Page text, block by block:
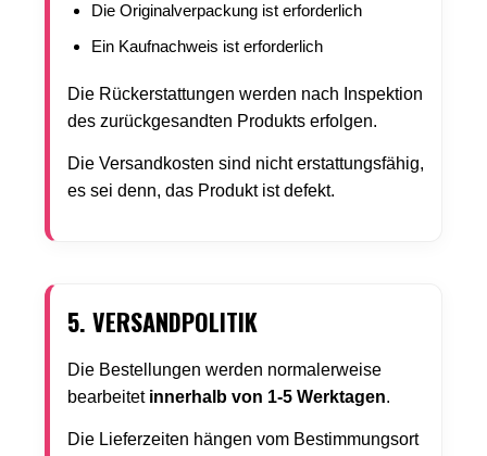
Die Originalverpackung ist erforderlich
Ein Kaufnachweis ist erforderlich
Die Rückerstattungen werden nach Inspektion
des zurückgesandten Produkts erfolgen.
Die Versandkosten sind nicht erstattungsfähig,
es sei denn, das Produkt ist defekt.
5. VERSANDPOLITIK
Die Bestellungen werden normalerweise
bearbeitet innerhalb von 1-5 Werktagen.
Die Lieferzeiten hängen vom Bestimmungsort